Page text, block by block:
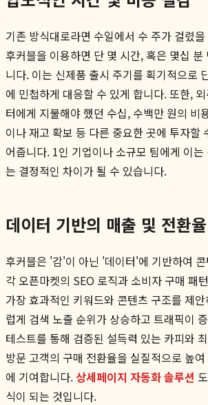
기존 방식대로라면 수일에서 수 주가 걸렸
후커블을 이용하면 단 몇 시간, 혹은 몇십 분
니다. 이는 신제품 출시 주기를 획기적으로
에 민첩하게 대응할 수 있게 합니다. 또한,
터에게 지불해야 했던 수십, 수백만 원의 비
이나 재고 확보 등 다른 중요한 곳에 투자할
어줍니다. 1인 기업이나 소규모 팀에게 이
는 결정적인 차이가 될 수 있습니다.
데이터 기반의 매출 및 전환
후커블은 '감'이 아닌 '데이터'에 기반하여
각 오픈마켓의 SEO 로직과 소비자 구매 패
가장 효과적인 키워드와 콘텐츠 구조를 제
럽게 검색 노출 순위가 상승하고 트래픽이
테스트를 통해 검증된 설득력 있는 카피와
방문 고객의 구매 전환율을 실질적으로 높
에 기여합니다. 상세페이지 자동화 솔루션
식이 되는 것입니다.